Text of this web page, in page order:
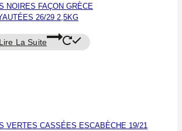
NOIRES FAÇON GRÈCE
26/29 2,5KG
Lire La Suite
VERTES CASSÉES ESCABÈCHE 19/21